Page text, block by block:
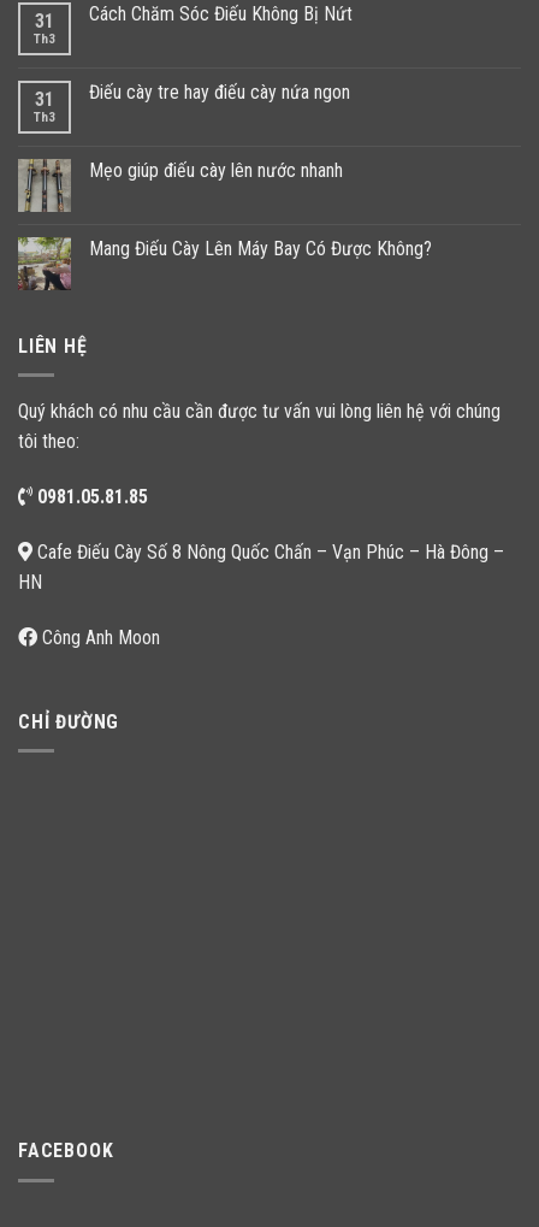
31
Th3
Cách Chăm Sóc Điếu Không Bị Nứt
31
Th3
Điếu cày tre hay điếu cày nứa ngon
Mẹo giúp điếu cày lên nước nhanh
Mang Điếu Cày Lên Máy Bay Có Được Không?
LIÊN HỆ
Quý khách có nhu cầu cần được tư vấn vui lòng liên hệ với chúng
tôi theo:
0981.05.81.85
Cafe Điếu Cày Số 8 Nông Quốc Chấn – Vạn Phúc – Hà Đông –
HN
Công Anh Moon
CHỈ ĐƯỜNG
FACEBOOK